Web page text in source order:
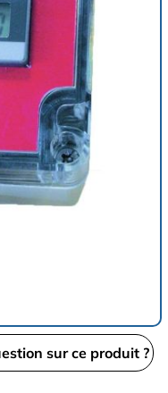
sur ce produit ?